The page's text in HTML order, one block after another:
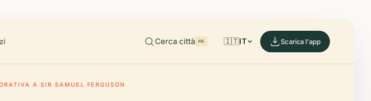
Cerca città ⌘K 🇮🇹IT Scarica l'app
A SIR SAMUEL FERGUSON